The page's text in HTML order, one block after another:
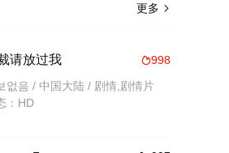
更多 
998
请放过我
없음 / 中国大陆 / 剧情,剧情片
：HD